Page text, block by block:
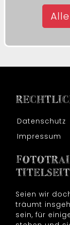
Datenschutz
Impressum
Seien wir
träumt
sein, für